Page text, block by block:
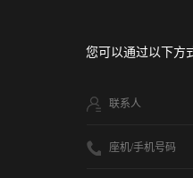
您可以通过以下方
联系人
座机/手机号码